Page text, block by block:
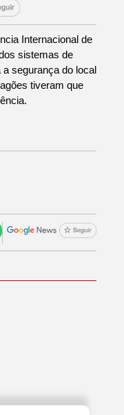
Internacional de
sistemas de
segurança do local
tiveram que